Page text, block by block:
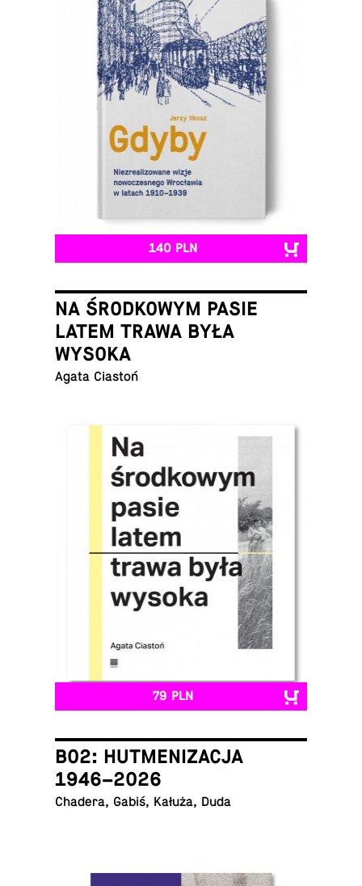
140 PLN
NA ŚRODKOWYM PASIE
LATEM TRAWA BYŁA
WYSOKA
Agata Ciastoń
79 PLN
B02: HUTMENIZACJA
1946–2026
Chadera, Gabiś, Kałuża, Duda